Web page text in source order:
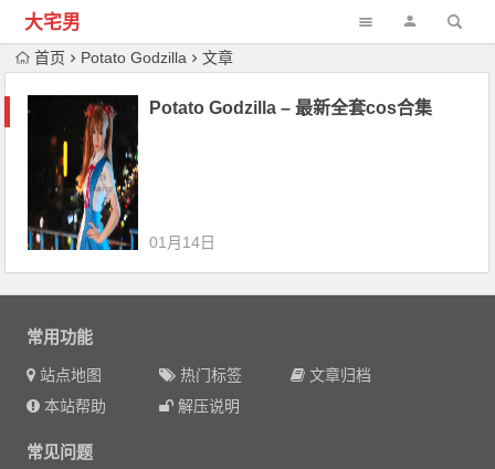
大宅男
首页 Potato Godzilla 文章
Potato Godzilla – 最新全套cos合集
01月14日
常用功能
站点地图 热门标签
文章归档
本站帮助
解压说明
常见问题